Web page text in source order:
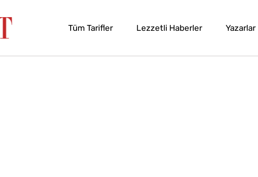
Tüm Tarifler Lezzetli Haberler Yazarlar